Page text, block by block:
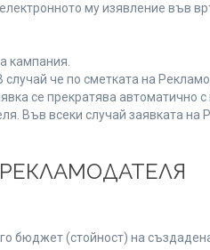
му изявление във
кампания.
че по сметката на
се прекратява автоматично
Във всеки случай заявката на
бюджет (стойност) на